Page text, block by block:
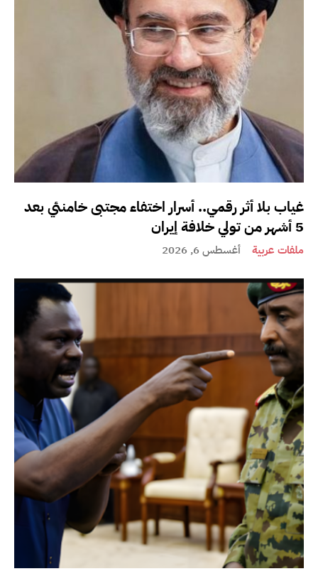
غياب بلا أثر رقمي.. أسرار اختفاء مجتبى خامنئي بعد
5 أشهر من تولي خلافة إيران
ملفات عربية أغسطس 6, 2026